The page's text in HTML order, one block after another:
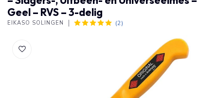
Geel – RVS – 3-delig
EIKASO SOLINGEN (2)